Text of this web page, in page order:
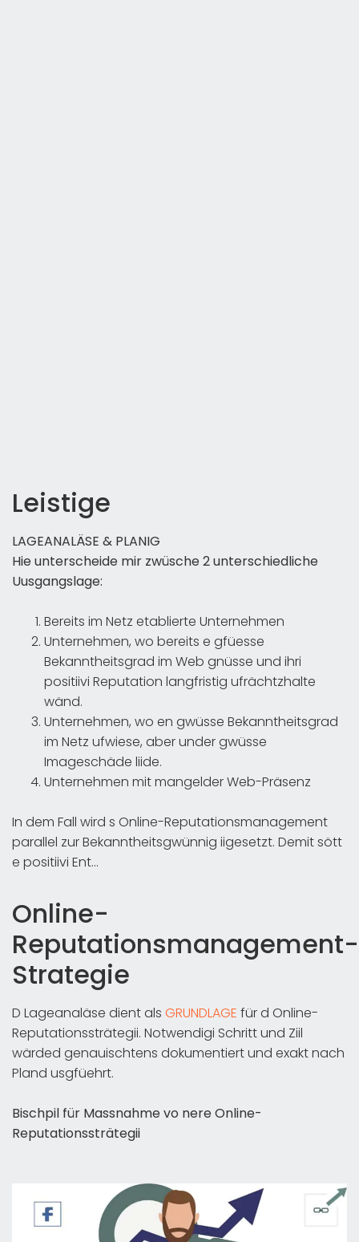
Leistige
LAGEANALÄSE & PLANIG
Hie unterscheide mir zwüsche 2 unterschiedliche
Uusgangslage:
Bereits im Netz etablierte Unternehmen
Unternehmen, wo bereits e gfüesse
Bekanntheitsgrad im Web gnüsse und ihri
positiivi Reputation langfristig ufrächtzhalte
wänd.
Unternehmen, wo en gwüsse Bekanntheitsgrad
im Netz ufwiese, aber under gwüsse
Imageschäde liide.
Unternehmen mit mangelder Web-Präsenz
In dem Fall wird s Online-Reputationsmanagement
parallel zur Bekanntheitsgwünnig iigesetzt. Demit sött
e positiivi Ent...
Online-
Reputationsmanagement-
Strategie
D Lageanaläse dient als GRUNDLAGE für d Online-
Reputationssträtegii. Notwendigi Schritt und Ziil
wärded genauischtens dokumentiert und exakt nach
Pland usgfüehrt.
Bischpil für Massnahme vo nere Online-
Reputationssträtegii